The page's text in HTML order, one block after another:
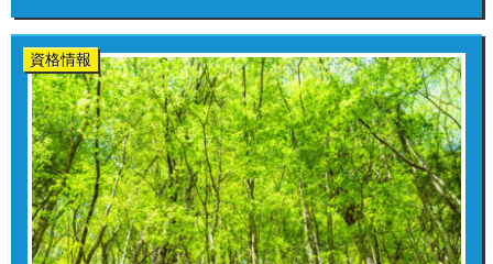
資格情報